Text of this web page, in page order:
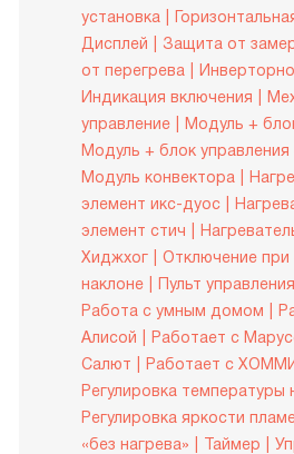
установка
Дисплей
Защита от
от перегрева
Индикация включения
управление
Модуль +
Модуль + блок
Модуль конвектора
элемент икс-дуос
элемент стич
Хиджхог
Отключение при
наклоне
Пульт
Работа с умным домом
Алисой
Работает с
Салют
Работает с
Регулировка температуры
Регулировка яркости
«без нагрева»
Таймер